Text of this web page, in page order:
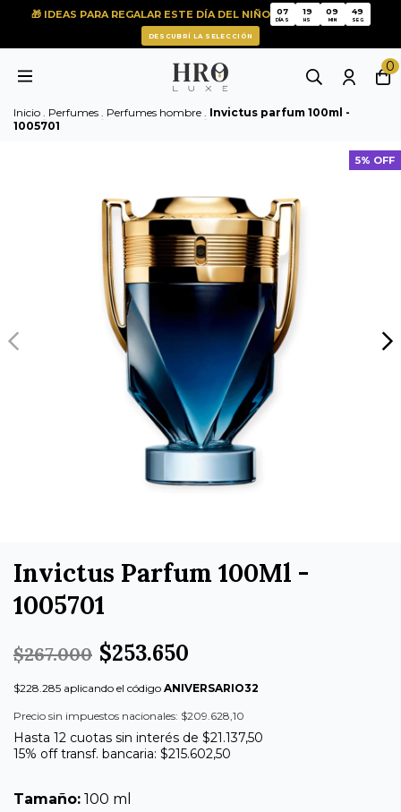
🎁 IDEAS PARA REGALAR ESTE DÍA DEL NIÑO
07
07
DÍAS
19
19
HS
09
09
MIN
49
49
SEG
DESCUBRÍ LA SELECCIÓN
0
Inicio Perfumes Perfumes hombre
Invictus parfum 100ml -
1005701
5% OFF
Invictus Parfum 100Ml -
1005701
$267.000 $253.650
$228.285 aplicando el código ANIVERSARIO32
Precio sin impuestos nacionales: $209.628,10
Hasta 12 cuotas sin interés de $21.137,50
15% off transf. bancaria: $215.602,50
Tamaño: 100 ml